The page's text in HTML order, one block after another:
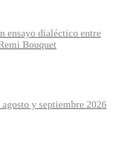
ensayo dialéctico entre
Bouquet
y septiembre 2026